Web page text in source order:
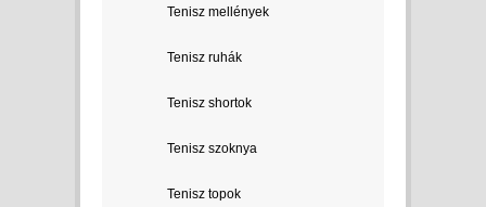
Tenisz mellények
Tenisz ruhák
Tenisz shortok
Tenisz szoknya
Tenisz topok